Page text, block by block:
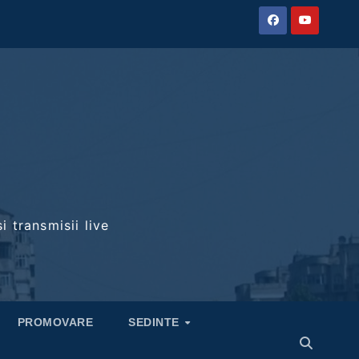
transmisii live
PROMOVARE SEDINTE